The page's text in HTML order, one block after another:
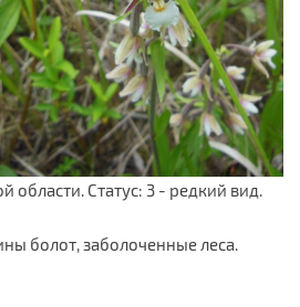
области. Статус: 3 - редкий вид.
болот, заболоченные леса.